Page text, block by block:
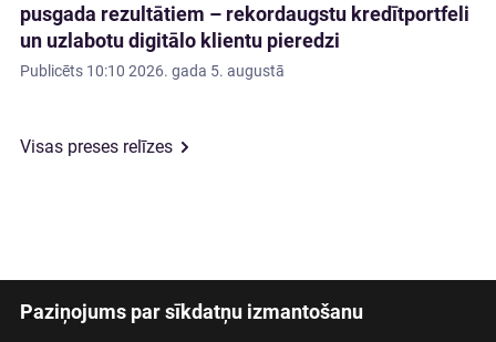
Paziņojums par sīkdatņu izmantošanu
pusgada rezultātiem – rekordaugstu kredītportfeli
un uzlabotu digitālo klientu pieredzi
Publicēts 10:10 2026. gada 5. augustā
Visas preses relīzes
Latviski